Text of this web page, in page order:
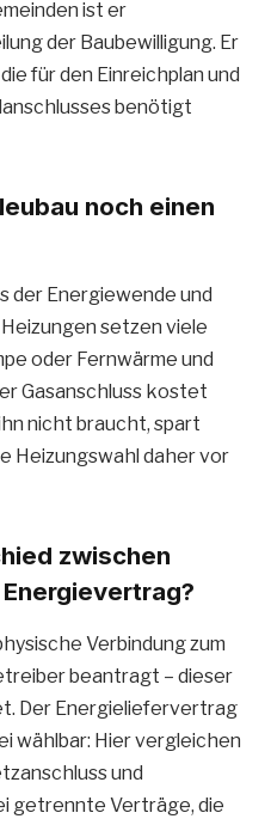
ist er
der Baubewilligung. Er
für den Einreichplan und
benötigt
noch einen
der Energiewende und
setzen viele
oder Fernwärme und
Gasanschluss kostet
nicht braucht, spart
Heizungswahl daher vor
zwischen
Verbindung zum
beantragt – dieser
Der Energieliefervertrag
wählbar: Hier vergleichen
und
getrennte Verträge, die